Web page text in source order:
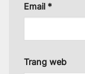
Email *
Trang web